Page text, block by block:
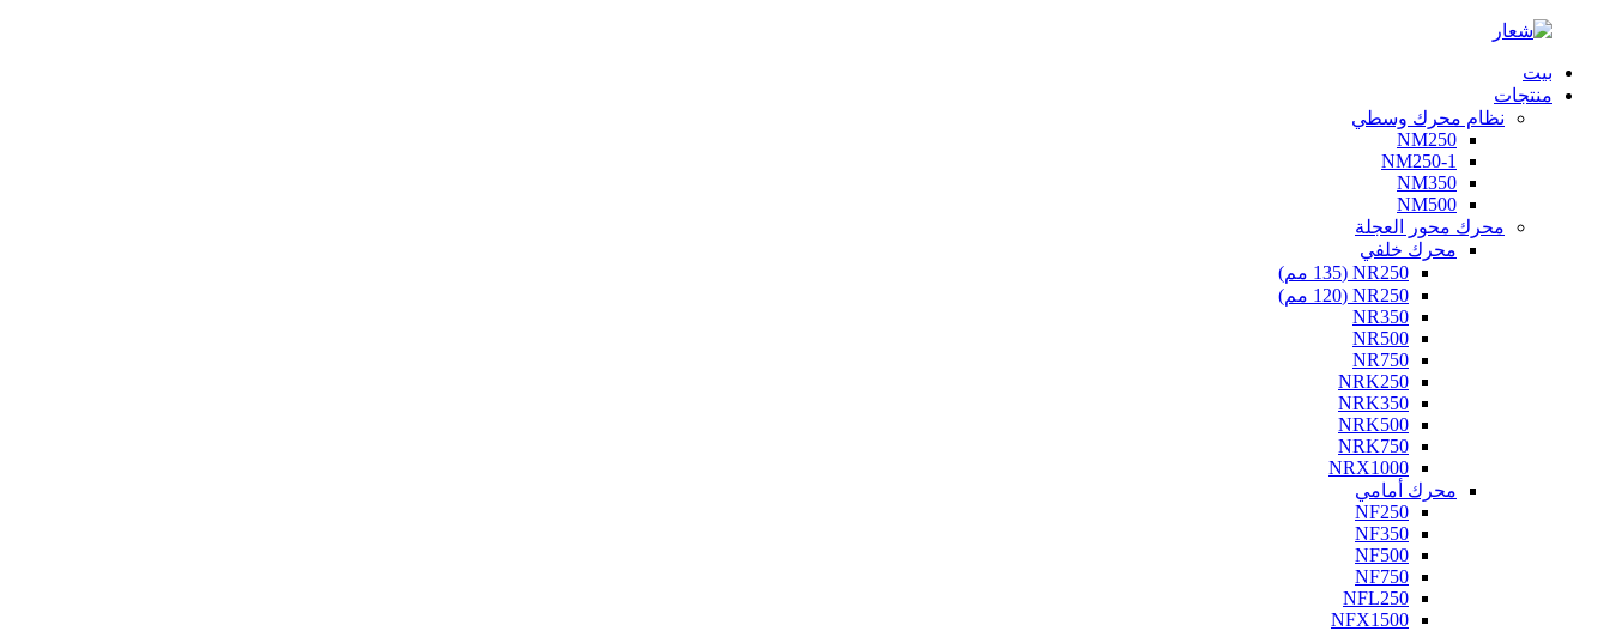
بيت
منتجات
نظام محرك وسطي
NM250
NM250-1
NM350
NM500
محرك محور العجلة
محرك خلفي
NR250 (135 مم)
NR250 (120 مم)
NR350
NR500
NR750
NRK250
NRK350
NRK500
NRK750
NRX1000
محرك أمامي
NF250
NF350
NF500
NF750
NFL250
NFX1500